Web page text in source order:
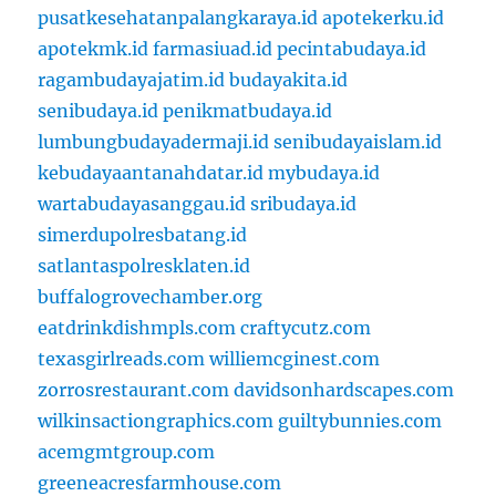
pusatkesehatanpalangkaraya.id apotekerku.id
apotekmk.id farmasiuad.id pecintabudaya.id
ragambudayajatim.id budayakita.id
senibudaya.id penikmatbudaya.id
lumbungbudayadermaji.id senibudayaislam.id
kebudayaantanahdatar.id mybudaya.id
wartabudayasanggau.id sribudaya.id
simerdupolresbatang.id
satlantaspolresklaten.id
buffalogrovechamber.org
eatdrinkdishmpls.com craftycutz.com
texasgirlreads.com williemcginest.com
zorrosrestaurant.com davidsonhardscapes.com
wilkinsactiongraphics.com guiltybunnies.com
acemgmtgroup.com
greeneacresfarmhouse.com